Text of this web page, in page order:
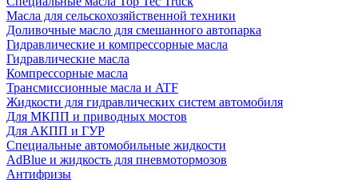
Масла для сельскохозяйственной техники
Доливочные масло для смешанного автопарка
Гидравлические и компрессорные масла
Гидравлические масла
Компрессорные масла
Трансмиссионные масла и ATF
Жидкости для гидравлических систем автомобиля
Для МКПП и приводных мостов
Для АКПП и ГУР
Специальные автомобильные жидкости
AdBlue и жидкость для пневмотормозов
Антифризы